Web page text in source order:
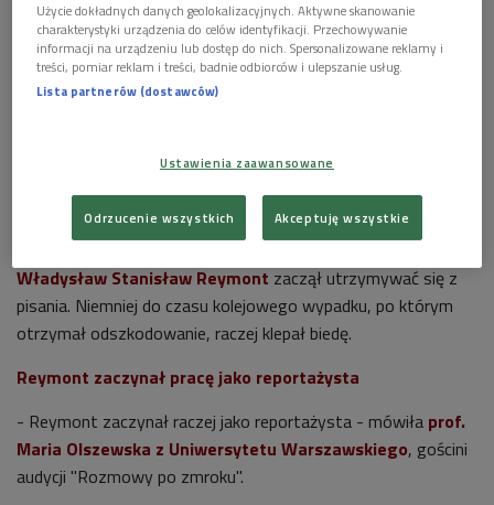
Jacek Malczewski, Portret Władysława Reymonta, 1905, Muzeum Narodowe
w Warszawie
Foto: Domena publiczna/CC0
Nie lubił podobno szkoły, miał opinię urwisa, wykształcił się
na krawca, bywał, z niewielkim powodzeniem, aktorem,
Władysław Stanisław Reymont zaczął utrzymywać się z
pisania. Niemniej do czasu kolejowego wypadku, po którym
otrzymał odszkodowanie, raczej klepał biedę.
Reymont zaczynał pracę jako reportażysta
- Reymont zaczynał raczej jako reportażysta - mówiła prof.
Maria Olszewska z Uniwersytetu Warszawskiego, gościni
audycji "Rozmowy po zmroku".
Użycie dokładnych danych geolokalizacyjnych. Aktywne skanowanie
charakterystyki urządzenia do celów identyfikacji. Przechowywanie
informacji na urządzeniu lub dostęp do nich. Spersonalizowane reklamy i
treści, pomiar reklam i treści, badnie odbiorców i ulepszanie usług.
Lista partnerów (dostawców)
Ustawienia zaawansowane
Odrzucenie wszystkich Akceptuję wszystkie